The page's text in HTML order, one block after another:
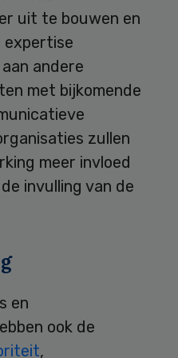
uit te bouwen en
expertise
andere
met bijkomende
zullen
meer invloed
invulling van de
en
ook de
,